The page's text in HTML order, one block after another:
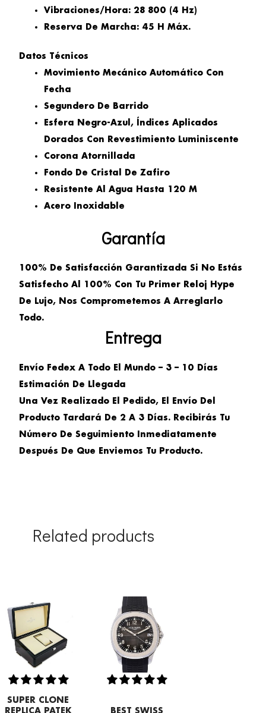
Vibraciones/hora: 28 800 (4 Hz)
Reserva De Marcha: 45 H Máx.
Datos Técnicos
Movimiento Mecánico Automático Con
Fecha
Segundero De Barrido
Esfera Negro-Azul, Índices Aplicados
Dorados Con Revestimiento Luminiscente
Corona Atornillada
Fondo De Cristal De Zafiro
Resistente Al Agua Hasta 120 M
Acero Inoxidable
Garantía
100% De Satisfacción Garantizada Si No Estás
Satisfecho Al 100% Con Tu Primer Reloj Hype
De Lujo, Nos Comprometemos A Arreglarlo
Todo.
Entrega
Envío Fedex A Todo El Mundo – 3 – 10 Días
Estimación De Llegada
Una Vez Realizado El Pedido, El Envío Del
Producto Tardará De 2 A 3 Días. Recibirás Tu
Número De Seguimiento Inmediatamente
Después De Que Enviemos Tu Producto.
Related products
SUPER CLONE